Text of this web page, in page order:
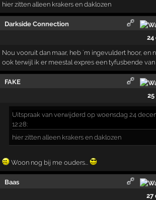
hier zitten alleen krakers en daklozen
Darkside Connection
24
Nou vooruit dan maar, heb `m ingevuldert hoor, en
ook terwijl ik er meestal expres een tyfusbende van
FAKE
Uitspraak van verwijderd op woensdag 24
12:28:
hier zitten alleen krakers en daklozen
Woon nog bij me ouders...
Baas
27